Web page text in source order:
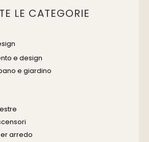
LE CATEGORIE
e design
e giardino
arredo